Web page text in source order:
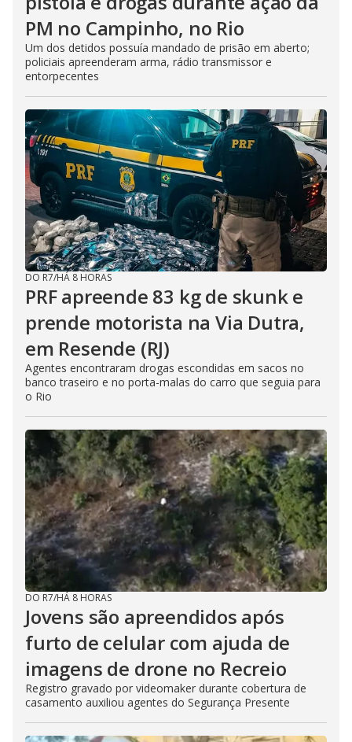
PM no Campinho, no Rio
Um dos detidos possuía mandado de prisão em aberto;
policiais apreenderam arma, rádio transmissor e
entorpecentes
DO R7/HÁ 8 HORAS
PRF apreende 83 kg de skunk e
prende motorista na Via Dutra,
em Resende (RJ)
Agentes encontraram drogas escondidas em sacos no
banco traseiro e no porta-malas do carro que seguia para
o Rio
DO R7/HÁ 8 HORAS
Jovens são apreendidos após
furto de celular com ajuda de
imagens de drone no Recreio
Registro gravado por videomaker durante cobertura de
casamento auxiliou agentes do Segurança Presente